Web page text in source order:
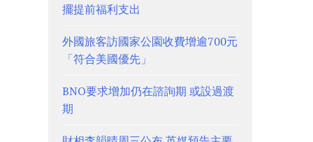
擺提前福利支出
外國旅客訪國家公園收費增逾700元
「符合美國優先」
BNO要求增加仍在諮詢期 或設過渡
期